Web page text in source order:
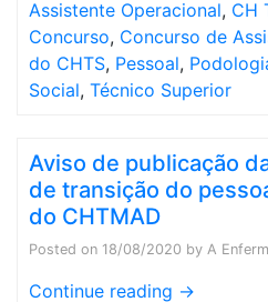
Assistente Operacional, CH
Concurso, Concurso de
do CHTS, Pessoal,
Social, Técnico Superior
Aviso de publicação
de transição do
do CHTMAD
Posted on 18/08/2020 by A
Continue reading →